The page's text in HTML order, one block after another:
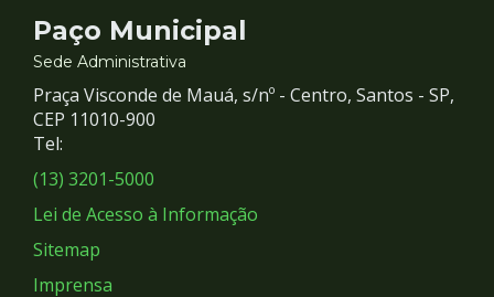
Contato
e
Redes
Sociais
Paço Municipal
Sede Administrativa
Praça Visconde de Mauá, s/nº - Centro, Santos - SP,
CEP 11010-900
Tel:
(13) 3201-5000
Lei de Acesso à Informação
Sitemap
Imprensa